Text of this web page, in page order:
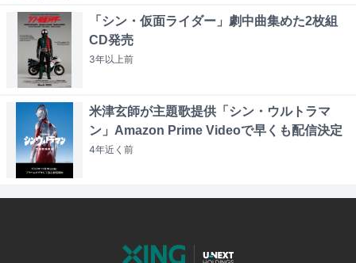
「シン・仮面ライダー」劇中曲集めた2枚組
CD発売
3年以上前
米津玄師が主題歌提供「シン・ウルトラマ
ン」Amazon Prime Videoで早くも配信決定
4年近く 前